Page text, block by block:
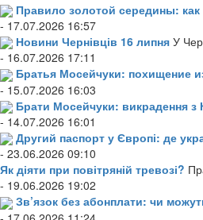
Правило золотой середины:
- 17.07.2026 16:57
Новини Чернівців 16 липня У
- 16.07.2026 17:11
Братья Мосейчуки: похищение
- 15.07.2026 16:03
Брати Мосейчуки: викрадення
- 14.07.2026 16:01
Другий паспорт у Європі: де
- 23.06.2026 09:10
Як діяти при повітряній тревозі?
- 19.06.2026 19:02
Зв’язок без абонплати: чи